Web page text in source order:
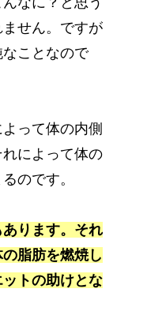
せん。ですが
ことなので
って体の内側
によって体の
のです。
ります。それ
脂肪を燃焼し
トの助けとな